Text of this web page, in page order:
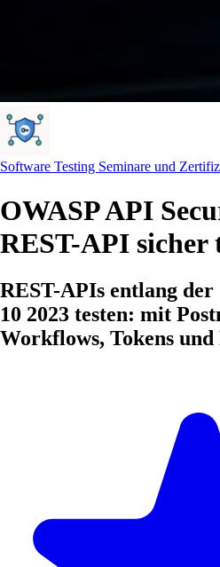
Software Testing Seminare und
OWASP API
REST-API sicher
REST-APIs entlang
10 2023 testen: mit
Workflows, Tokens und